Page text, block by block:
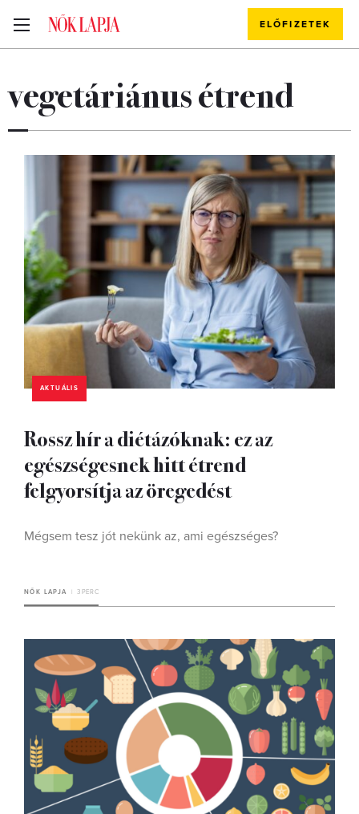
ELŐFIZETEK
vegetáriánus étrend
AKTUÁLIS
Rossz hír a diétázóknak: ez az
egészségesnek hitt étrend
felgyorsítja az öregedést
Mégsem tesz jót nekünk az, ami egészséges?
NŐK LAPJA 3 PERC